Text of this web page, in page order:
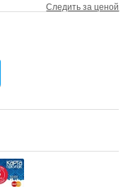
Следить за ценой